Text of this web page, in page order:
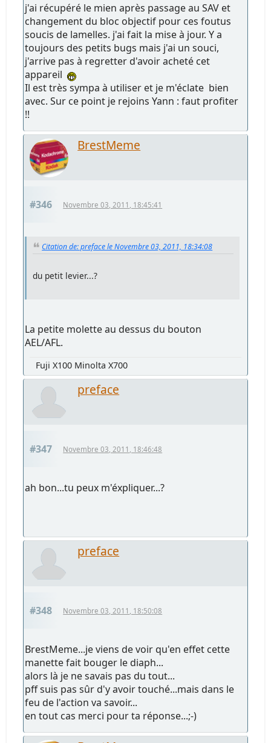
j'ai récupéré le mien après passage au SAV et
changement du bloc objectif pour ces foutus
soucis de lamelles. j'ai fait la mise à jour. Y a
toujours des petits bugs mais j'ai un souci,
j'arrive pas à regretter d'avoir acheté cet
appareil
Il est très sympa à utiliser et je m'éclate bien
avec. Sur ce point je rejoins Yann : faut profiter
!!
BrestMeme
#346 Novembre 03, 2011, 18:45:41
Citation de: preface le Novembre 03, 2011, 18:34:08
du petit levier...?
La petite molette au dessus du bouton
AEL/AFL.
Fuji X100 Minolta X700
preface
#347 Novembre 03, 2011, 18:46:48
ah bon...tu peux m'éxpliquer...?
preface
#348 Novembre 03, 2011, 18:50:08
BrestMeme...je viens de voir qu'en effet cette
manette fait bouger le diaph...
alors là je ne savais pas du tout...
pff suis pas sûr d'y avoir touché...mais dans le
feu de l'action va savoir...
en tout cas merci pour ta réponse...;-)